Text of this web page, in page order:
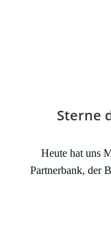
Sterne
Heute hat uns
Partnerbank, der